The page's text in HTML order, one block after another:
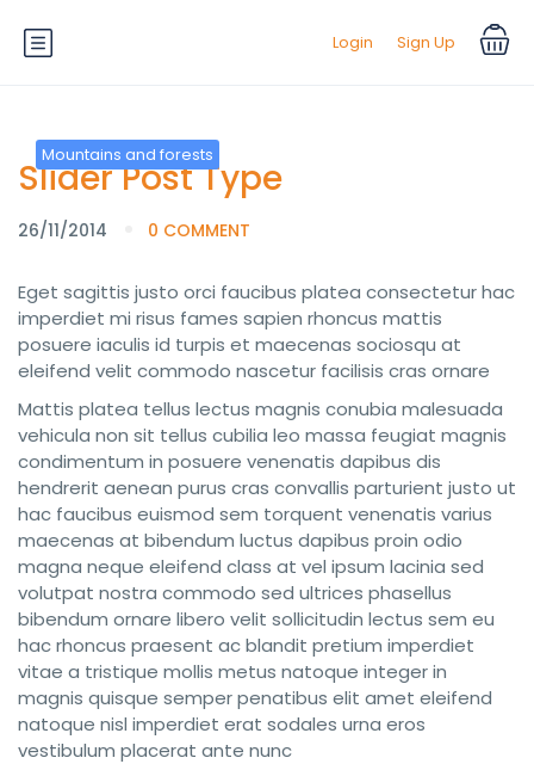
Login Sign Up
Mountains and forests
Slider Post Type
26/11/2014 0 COMMENT
Eget sagittis justo orci faucibus platea consectetur hac
imperdiet mi risus fames sapien rhoncus mattis
posuere iaculis id turpis et maecenas sociosqu at
eleifend velit commodo nascetur facilisis cras ornare
Mattis platea tellus lectus magnis conubia malesuada
vehicula non sit tellus cubilia leo massa feugiat magnis
condimentum in posuere venenatis dapibus dis
hendrerit aenean purus cras convallis parturient justo ut
hac faucibus euismod sem torquent venenatis varius
maecenas at bibendum luctus dapibus proin odio
magna neque eleifend class at vel ipsum lacinia sed
volutpat nostra commodo sed ultrices phasellus
bibendum ornare libero velit sollicitudin lectus sem eu
hac rhoncus praesent ac blandit pretium imperdiet
vitae a tristique mollis metus natoque integer in
magnis quisque semper penatibus elit amet eleifend
natoque nisl imperdiet erat sodales urna eros
vestibulum placerat ante nunc